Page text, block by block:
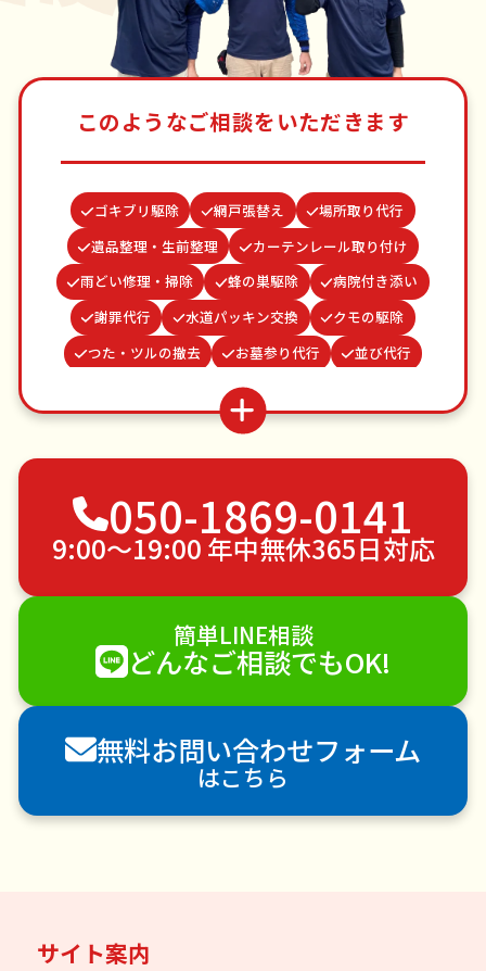
このようなご相談をいただきます
ゴキブリ駆除 網戸張替え
場所取り代行
遺品整理・生前整理
カーテンレール取り付け
雨どい修理・掃除
蜂の巣駆除
病院付き添い
謝罪代行
水道パッキン交換
クモの駆除
つた・ツルの撤去
お墓参り代行
並び代行
お庭の水やり
波板張替え
ベランダ掃除
物置解体
買い物代行
不用品回収
ゴミ屋敷片付け
植木の剪定
植木の伐採
手すり取り付け
ペットのお世話
エアコンクリーニング
DIY・日曜大工
ハウスクリーニング
雪かき・雪下ろし
電球交換
襖（ふすま）の張替え
空き家管理
各種代行
害獣駆除
防草シート施工
ナメクジ駆除
害虫駆除
050-1869-0141
9:00〜19:00 年中無休365日対応
簡単LINE相談
どんなご相談でもOK!
無料お問い合わせフォーム
はこちら
サイト案内